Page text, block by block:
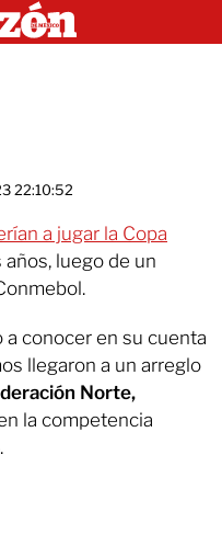
22:10:52
a jugar la Copa
luego de un
a conocer en su cuenta
llegaron a un arreglo
Norte,
la competencia
.